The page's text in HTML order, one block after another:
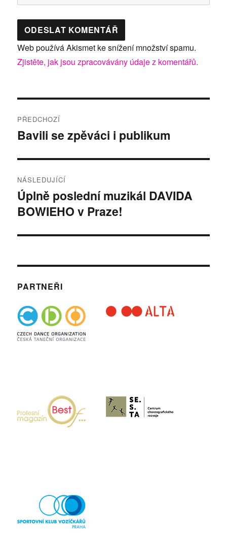
Web používá Akismet ke snížení množství spamu.
Zjistěte, jak jsou zpracovávány údaje z komentářů.
pro
PŘEDCHOZÍ
Předchozí
Bavili se zpěváci i publikum
NÁSLEDUJÍCÍ
Následující
příspěvek:
Úplně poslední muzikál DAVIDA
BOWIEHO v Praze!
PARTNEŘI